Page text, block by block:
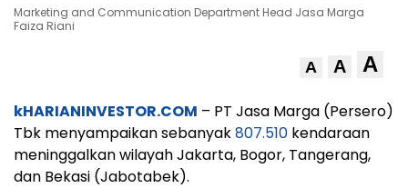
Marketing and Communication Department Head Jasa Marga
Faiza Riani
A A A
kHARIANINVESTOR.COM – PT Jasa Marga (Persero)
Tbk menyampaikan sebanyak807.510 kendaraan
meninggalkan wilayah Jakarta, Bogor, Tangerang,
dan Bekasi (Jabotabek).